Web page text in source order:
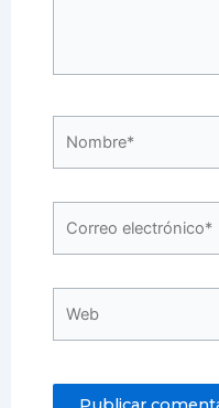
Nombre*
Correo
electrónico*
Web